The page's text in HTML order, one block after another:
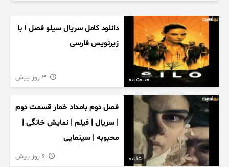
00:50:00
دانلود کامل سریال سیلو فصل ۱ با
زیرنویس فارسی
00:15
فصل دوم بامداد خمار قسمت دوم
| سریال | فیلم | نمایش خانگی |
محبوبه | سینمایی